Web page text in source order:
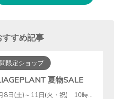
すすめ記事
限定ショップ
夏物SALE
8日(土)～11日(火・祝) 10時～18時